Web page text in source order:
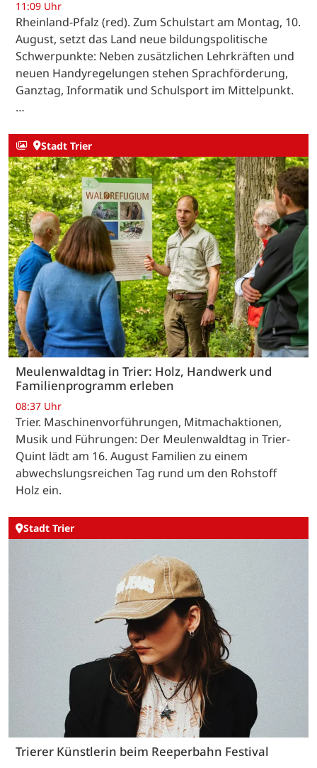
11:09 Uhr
Rheinland-Pfalz (red). Zum Schulstart am Montag, 10.
August, setzt das Land neue bildungspolitische
Schwerpunkte: Neben zusätzlichen Lehrkräften und
neuen Handyregelungen stehen Sprachförderung,
Ganztag, Informatik und Schulsport im Mittelpunkt.
…
Stadt Trier
Meulenwaldtag in Trier: Holz, Handwerk und
Familienprogramm erleben
08:37 Uhr
Trier. Maschinenvorführungen, Mitmachaktionen,
Musik und Führungen: Der Meulenwaldtag in Trier-
Quint lädt am 16. August Familien zu einem
abwechslungsreichen Tag rund um den Rohstoff
Holz ein.
Stadt Trier
Trierer Künstlerin beim Reeperbahn Festival